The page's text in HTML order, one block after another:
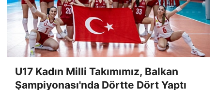
U17 Kadın Milli Takımımız, Balkan
Şampiyonası'nda Dörtte Dört Yaptı